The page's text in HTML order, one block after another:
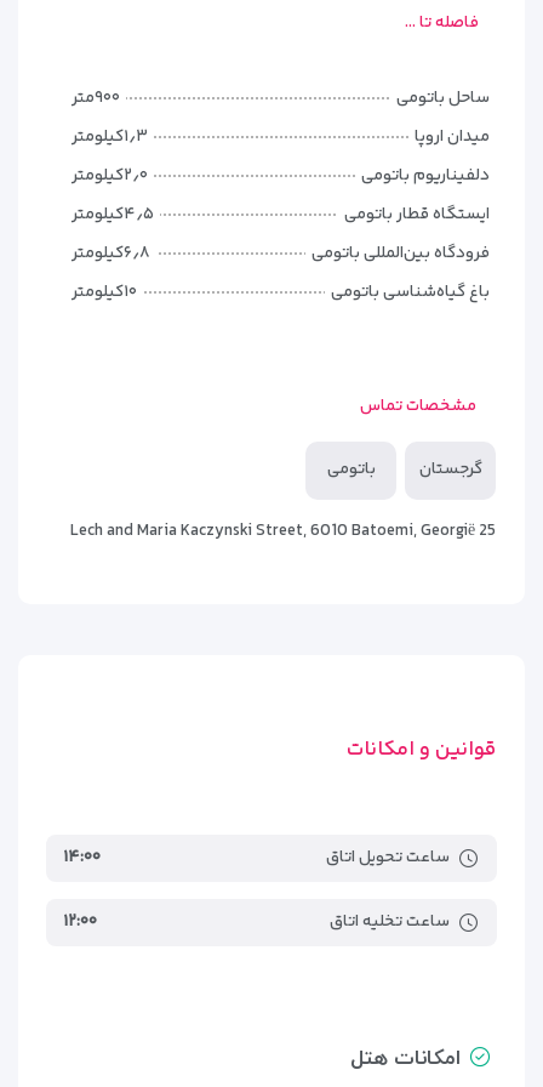
انواع اتاق‌های هتل رومی باتومی
اتاق دبل استاندارد: مناسب زوج‌ها یا مسافران انفرادی با تخت
دونفره راحت.
که جداگانه می‌خوابند.
مجموعه‌ای از امکانات رفاهی و تفریحی کاربردی را در اختیار مهمانان
فاصله تا ...
ساحل باتومی
۹۰۰متر
میدان اروپا
۱٫۳کیلومتر
دلفیناریوم باتومی
۲٫۰کیلومتر
ایستگاه قطار باتومی
۴٫۵کیلومتر
فرودگاه بین‌المللی باتومی
۶٫۸کیلومتر
باغ گیاه‌شناسی باتومی
۱۰کیلومتر
مشخصات تماس
گرجستان باتومی
25 Lech and Maria Kaczynski Street, 6010 Batoemi, Georgië
قوانین و امکانات
ساعت تحویل اتاق ۱۴:۰۰
ساعت تخلیه اتاق ۱۲:۰۰
امکانات هتل